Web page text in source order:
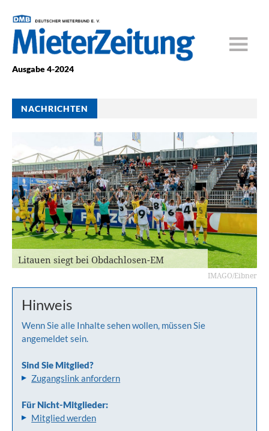
Ausgabe 4-2024
NACHRICHTEN
Litauen siegt bei Obdachlosen-EM
IMAGO/Eibner
Hinweis
Wenn Sie alle Inhalte sehen wollen, müssen Sie
angemeldet sein.
Sind Sie Mitglied?
Zugangslink anfordern
Für Nicht-Mitglieder:
Mitglied werden